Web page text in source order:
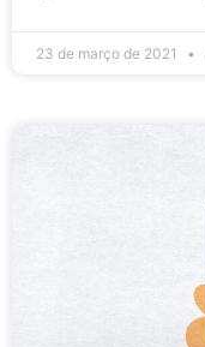
23 de março de 2021